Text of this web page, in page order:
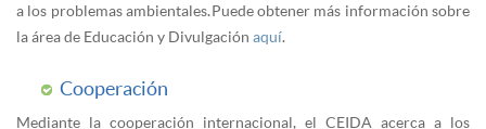
a los problemas ambientales. Puede obtener más información sobre
la área de Educación y Divulgación aquí.
Cooperación
Mediante la cooperación internacional, el CEIDA acerca a los